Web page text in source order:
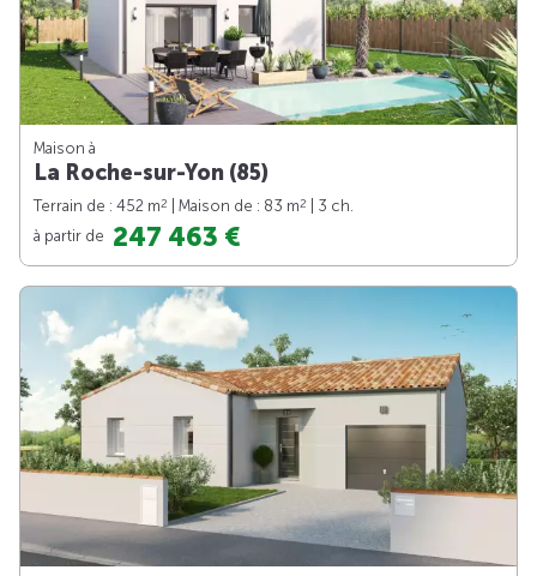
Maison à
La Roche-sur-Yon (85)
Terrain de : 452 m2 | Maison de : 83 m2
| 3 ch.
à partir de 247 463 €